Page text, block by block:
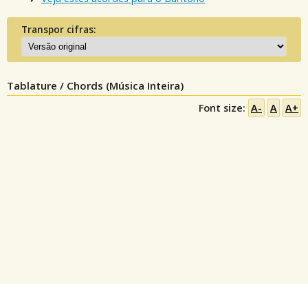
Transpor cifras:
Tablature / Chords (Música Inteira)
Font size: A- A A+